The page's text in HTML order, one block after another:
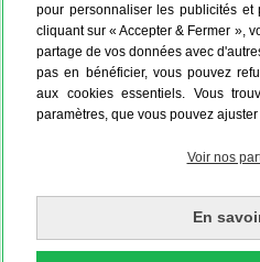
pour personnaliser les publicités et
cliquant sur « Accepter & Fermer »,
partage de vos données avec
pas en bénéficier, vous pouvez
aux cookies essentiels. Vous
paramètres, que vous pouvez ajuster
Voir nos
En
Disponible en 48h Express
À PROPOS DE